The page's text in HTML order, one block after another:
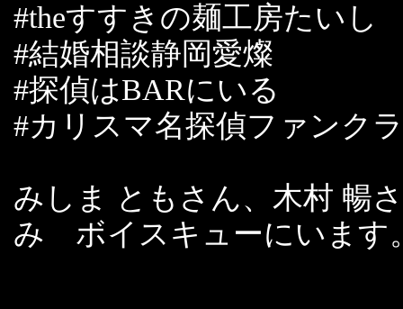
#theすすきの麺工房たいし
#結婚相談静岡愛燦
#探偵はBARにいる
#カリスマ名探偵ファンク
みしま ともさん、木村 暢
み ボイスキューにいます